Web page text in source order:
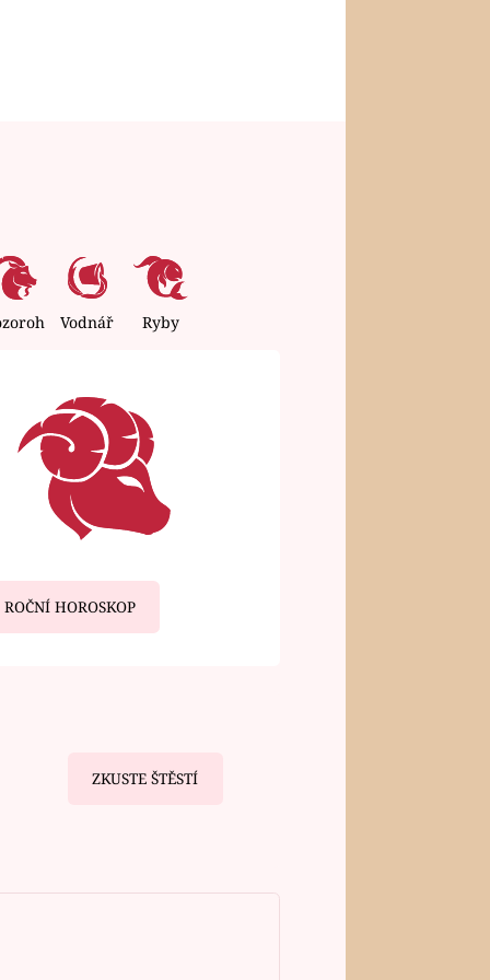
Vodnář Ryby
ROČNÍ HOROSKOP
ZKUSTE ŠTĚSTÍ